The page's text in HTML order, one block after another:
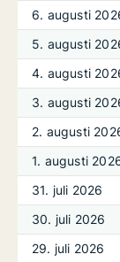
6. augusti
5. augusti
4. augusti
3. augusti
2. augusti
1. augusti
31. juli 2026
30. juli 2026
29. juli 2026